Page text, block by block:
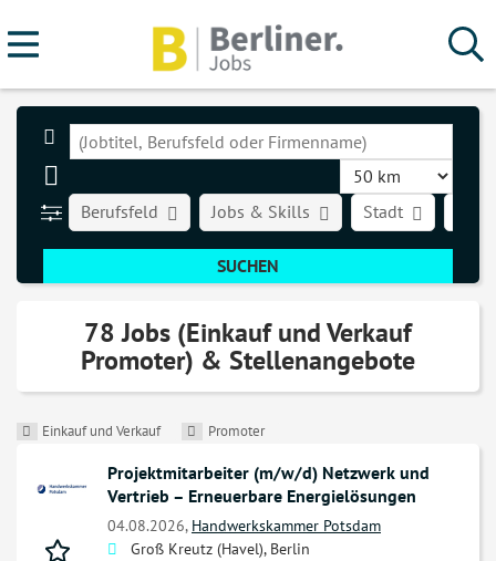
Stadt
Berufsfeld Jobs & Skills
78 Jobs (Einkauf und Verkauf
Promoter) & Stellenangebote
Einkauf und Verkauf Promoter
Projektmitarbeiter (m/w/d) Netzwerk und
Vertrieb – Erneuerbare Energielösungen
04.08.2026, Handwerkskammer Potsdam
Groß Kreutz (Havel), Berlin